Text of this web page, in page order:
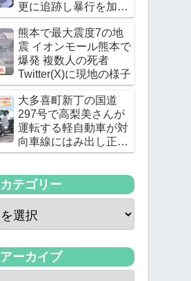
更に追跡し暴行を加え
る
熊本で最大震度7の地
震 イオンモール熊本で
爆発 複数人の死者
Twitter(X)に現地の様子
大多喜町新丁の国道
297号で高梨美さんが
運転する軽自動車が対
向車線にはみ出し正面
衝突 高梨美さんが死亡
カテゴリー
アーカイブ